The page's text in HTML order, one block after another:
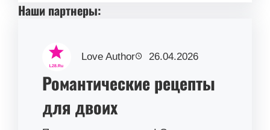
Наши партнеры:
Love Author 26.04.2026
Романтические рецепты
для двоих